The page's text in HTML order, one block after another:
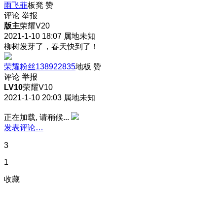
雨飞菲板凳 赞
评论 举报
版主荣耀V20
2021-1-10 18:07 属地未知
柳树发芽了，春天快到了！
荣耀粉丝138922835地板 赞
评论 举报
LV10荣耀V10
2021-1-10 20:03 属地未知
正在加载, 请稍候...
发表评论…
3
1
收藏